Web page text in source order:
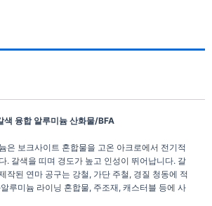
색 융합 알루미늄 산화물/BFA
은 보크사이트 혼합물을 고온 아크로에서 전기적
. 갈색을 띠며 경도가 높고 인성이 뛰어납니다. 갈
작된 연마 공구는 강철, 가단 주철, 경질 청동에 적
루미늄 라이닝 혼합물, 주조재, 캐스터블 등에 사